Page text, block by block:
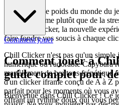
Vous sentez le poids du monde du
qui apaise l'âme plutôt que de la
que Chill Clicker, la nouvelle
faire fondre vos soucis à chaque
Chill Clicker n'est pas qu'un simple
numérique où l'adorable Capybara
martèlement de boutons frénétique
d'un clicker iframe conçu de A à Z
parfait pour les moments où vous
offrant un rythme doux qui vous
Comment jouer
Comment jouer à
guide complet pour
Bienvenue dans Chill Clicker ! Ce